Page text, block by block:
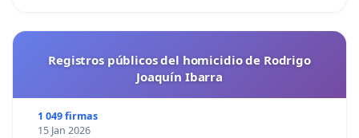
Registros públicos del homicidio de Rodrigo
Joaquín Ibarra
1 049 firmas
15 Jan 2026